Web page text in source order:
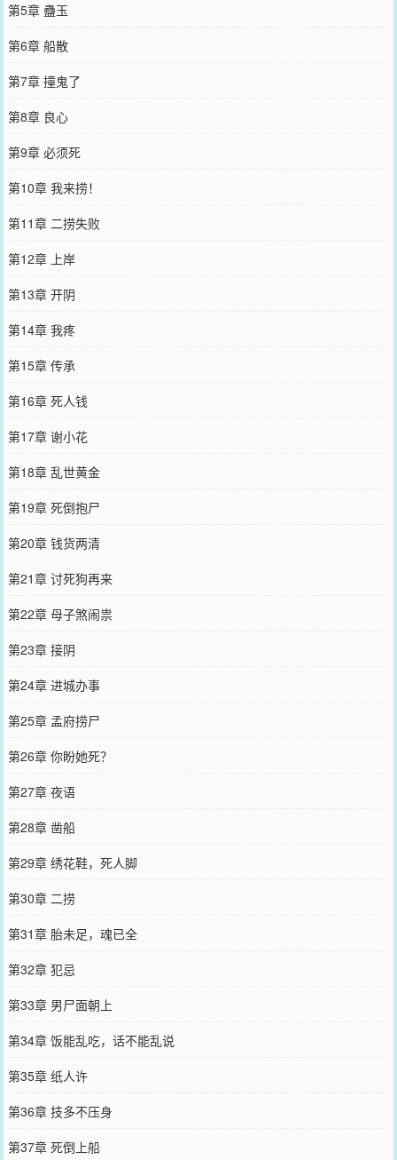
第5章 蠱玉
第6章 船散
第7章 撞鬼了
第8章 良心
第9章 必须死
第10章 我来捞！
第11章 二捞失败
第12章 上岸
第13章 开阴
第14章 我疼
第15章 传承
第16章 死人钱
第17章 谢小花
第18章 乱世黄金
第19章 死倒抱尸
第20章 钱货两清
第21章 讨死狗再来
第22章 母子煞闹祟
第23章 接阴
第24章 进城办事
第25章 孟府捞尸
第26章 你盼她死？
第27章 夜语
第28章 凿船
第29章 绣花鞋，死人脚
第30章 二捞
第31章 胎未足，魂已全
第32章 犯忌
第33章 男尸面朝上
第34章 饭能乱吃，话不能乱说
第35章 纸人许
第36章 技多不压身
第37章 死倒上船